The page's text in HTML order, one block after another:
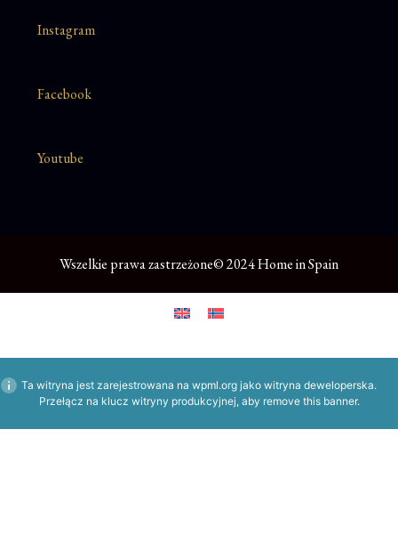
Instagram
Facebook
Youtube
Wszelkie prawa zastrzeżone© 2024 Home in Spain
Ta witryna jest zarejestrowana na wpml.org jako witryna deweloperska.
Przełącz na klucz witryny produkcyjnej, aby remove this banner.